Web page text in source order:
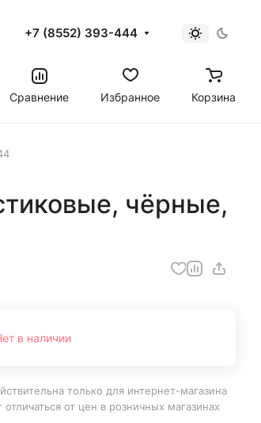
+7 (8552) 393-444
Сравнение Избранное Корзина
чёрные,
в наличии
только для интернет-магазина
от цен в розничных магазинах